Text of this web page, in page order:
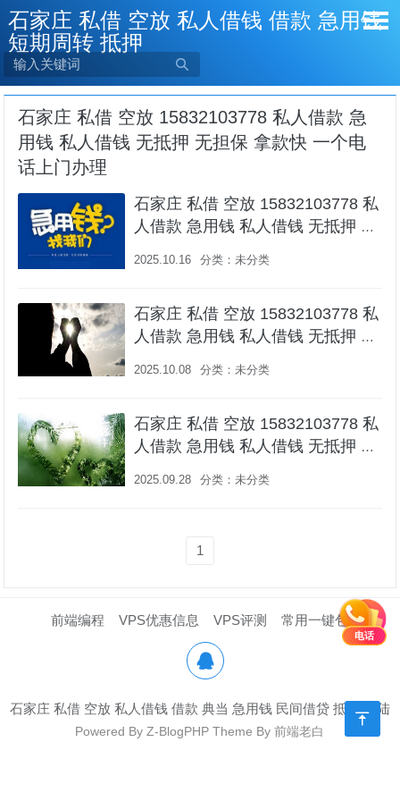
石家庄 私借 空放 私人借钱 借款 急用钱
短期周转 抵押

石家庄 私借 空放 15832103778 私人借款 急
用钱 私人借钱 无抵押 无担保 拿款快 一个电
话上门办理
石家庄 私借 空放 15832103778 私
人借款 急用钱 私人借钱 无抵押 无
2025.10.16 分类：未分类
石家庄 私借 空放 15832103778 私
人借款 急用钱 私人借钱 无抵押 无
2025.10.08 分类：未分类
石家庄 私借 空放 15832103778 私
人借款 急用钱 私人借钱 无抵押 无
2025.09.28 分类：未分类
1
前端编程 VPS优惠信息 VPS评测 常用一键包

石家庄 私借 空放 私人借钱 借款 典当 急用钱 民间借贷 抵押登陆
Powered ByZ-BlogPHP Theme By前端老白
电话
